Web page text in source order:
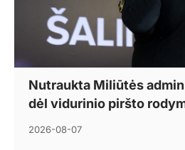
Nutraukta Miliūtės
dėl vidurinio piršto
2026-08-07